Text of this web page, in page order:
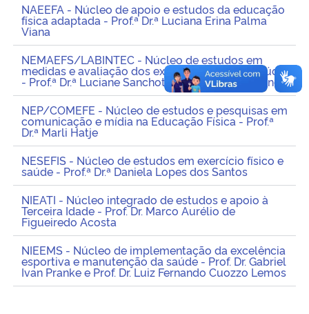
Advocacia-Geral da União
Banco Central do Brasil
Planalto
NAEEFA - Núcleo de apoio e estudos da educação
física adaptada - Prof.ª Dr.ª Luciana Erina Palma
Viana
NEMAEFS/LABINTEC - Núcleo de estudos em
medidas e avaliação dos exercícios físicos e saúde
- Prof.ª Dr.ª Luciane Sanchotene Etchepare Daronco
NEP/COMEFE - Núcleo de estudos e pesquisas em
comunicação e mídia na Educação Física - Prof.ª
Dr.ª Marli Hatje
NESEFIS - Núcleo de estudos em exercício físico e
saúde - Prof.ª Dr.ª Daniela Lopes dos Santos
NIEATI - Núcleo integrado de estudos e apoio à
Terceira Idade - Prof. Dr. Marco Aurélio de
Figueiredo Acosta
NIEEMS - Núcleo de implementação da excelência
esportiva e manutenção da saúde - Prof. Dr. Gabriel
Ivan Pranke e Prof. Dr. Luiz Fernando Cuozzo Lemos